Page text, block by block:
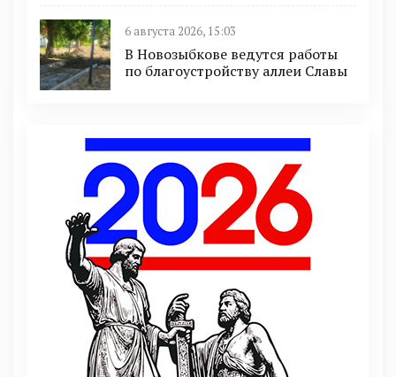
6 августа 2026, 15:03
В Новозыбкове ведутся работы
по благоустройству аллеи Славы